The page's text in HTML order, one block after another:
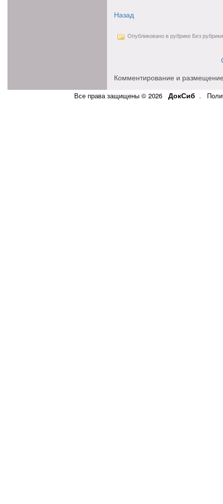
Назад
Опубликовано в рубрике Без рубрики
Комментирование и
Все права защищены © 2026 ДокСиб .